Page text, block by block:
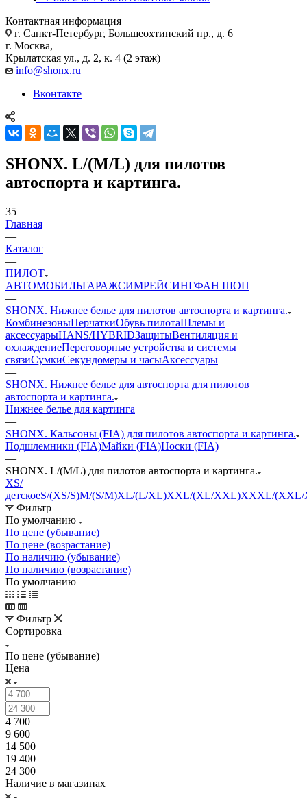
Контактная информация
г. Санкт-Петербург, Большеохтинский пр., д. 6
г. Москва,
Крылатская ул., д. 2, к. 4 (2 этаж)
info@shonx.ru
Вконтакте
SHONX. L/(M/L) для пилотов
автоспорта и картинга.
35
Главная
—
Каталог
—
ПИЛОТ
АВТОМОБИЛЬГАРАЖСИМРЕЙСИНГФАН ШОП
—
SHONX. Нижнее белье для пилотов автоспорта и картинга.
КомбинезоныПерчаткиОбувь пилотаШлемы и
аксессуарыHANS/HYBRIDЗащитыВентиляция и
охлаждениеПереговорные устройства и системы
связиСумкиСекундомеры и часыАксессуары
—
SHONX. Нижнее белье для автоспорта для пилотов
автоспорта и картинга.
Нижнее белье для картинга
—
SHONX. Кальсоны (FIA) для пилотов автоспорта и картинга.
Подшлемники (FIA)Майки (FIA)Носки (FIA)
—
SHONX. L/(M/L) для пилотов автоспорта и картинга.
XS/
детскоеS/(XS/S)M/(S/M)XL/(L/XL)XXL/(XL/XXL)XXXL/
Фильтр
По умолчанию
По цене (убывание)
По цене (возрастание)
По наличию (убывание)
По наличию (возрастание)
По умолчанию
Фильтр
Сортировка
По цене (убывание)
Цена
4 700
9 600
14 500
19 400
24 300
Наличие в магазинах